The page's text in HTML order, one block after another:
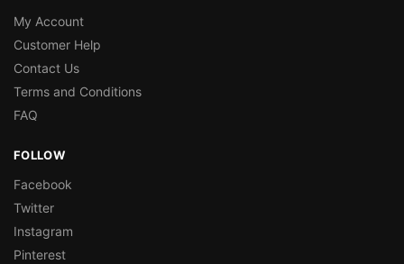
My Account
Customer Help
Contact Us
Terms and Conditions
FAQ
FOLLOW
Facebook
Twitter
Instagram
Pinterest